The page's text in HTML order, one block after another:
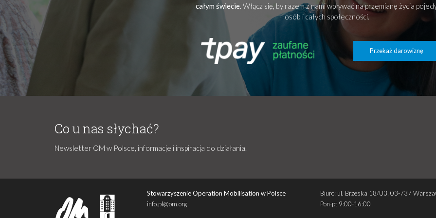
całym świecie. Włącz się, by razem z nami wpływać na przemianę życia
osób i całych społeczności.
Przekaż darowiznę
Co u nas słychać?
Newsletter OM w Polsce, informacje i inspiracja do działania.
Stowarzyszenie Operation Mobilisation w Polsce
info.pl@om.org
Biuro: ul. Brzeska 18/U3, 03-737
Pon-pt 9:00-16:00